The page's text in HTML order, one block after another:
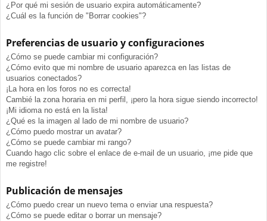
¿Por qué mi sesión de usuario expira automáticamente?
¿Cuál es la función de "Borrar cookies"?
Preferencias de usuario y configuraciones
¿Cómo se puede cambiar mi configuración?
¿Cómo evito que mi nombre de usuario aparezca en las listas de
usuarios conectados?
¡La hora en los foros no es correcta!
Cambié la zona horaria en mi perfil, ¡pero la hora sigue siendo incorrecto!
¡Mi idioma no está en la lista!
¿Qué es la imagen al lado de mi nombre de usuario?
¿Cómo puedo mostrar un avatar?
¿Cómo se puede cambiar mi rango?
Cuando hago clic sobre el enlace de e-mail de un usuario, ¡me pide que
me registre!
Publicación de mensajes
¿Cómo puedo crear un nuevo tema o enviar una respuesta?
¿Cómo se puede editar o borrar un mensaje?